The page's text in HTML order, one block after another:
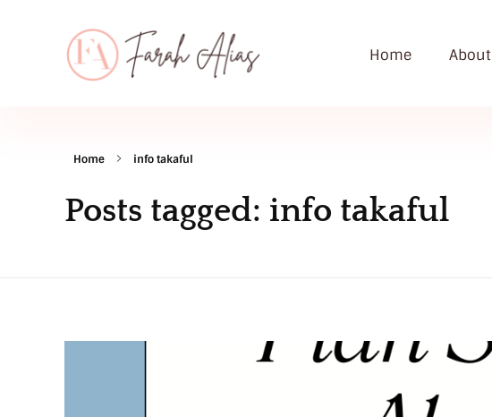
Home About
Home info takaful
Posts tagged: info takaful